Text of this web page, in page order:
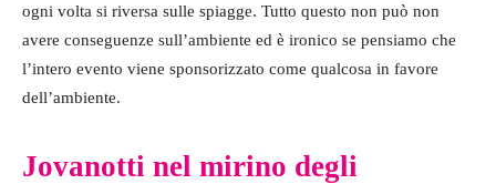
ogni volta si riversa sulle spiagge. Tutto questo non può non
avere conseguenze sull’ambiente ed è ironico se pensiamo che
l’intero evento viene sponsorizzato come qualcosa in favore
dell’ambiente.
Jovanotti nel mirino degli